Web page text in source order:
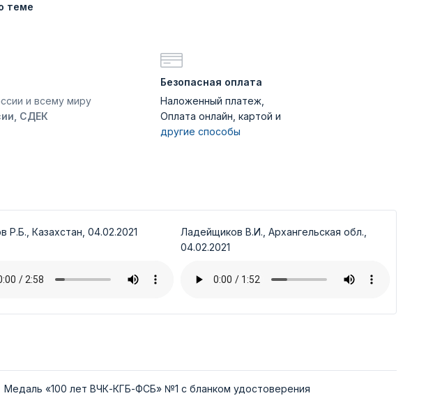
теме
и всему миру
СДЕК
Безопасная оплата
Наложенный платеж,
Оплата онлайн, картой и
другие способы
Р.Б., Казахстан, 04.02.2021
Ладейщиков В.И., Архангельская обл.,
04.02.2021
Медаль «100 лет ВЧК-КГБ-ФСБ» №1 с бланком удостоверения